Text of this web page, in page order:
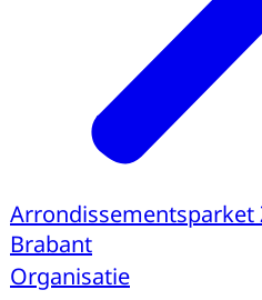
Arrondissementsparket
Brabant
Organisatie